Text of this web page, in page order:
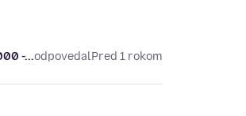
-...odpovedalPred 1 rokom